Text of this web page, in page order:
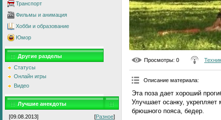
Транспорт
Фильмы и анимация
Хобби и образование
Юмор
Другие разделы
Статусы
Онлайн игры
Видео
Лучшие анекдоты
[09.08.2013] [Разное]
Просмотры: 0
Описание материала:
Эта поза дает хороший
Улучшает осанку,
брюшного пояса, бедер.